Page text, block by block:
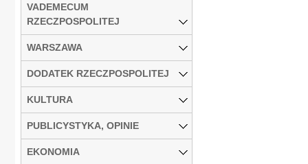
VADEMECUM
RZECZPOSPOLITEJ
WARSZAWA
DODATEK RZECZPOSPOLITEJ
KULTURA
PUBLICYSTYKA, OPINIE
EKONOMIA